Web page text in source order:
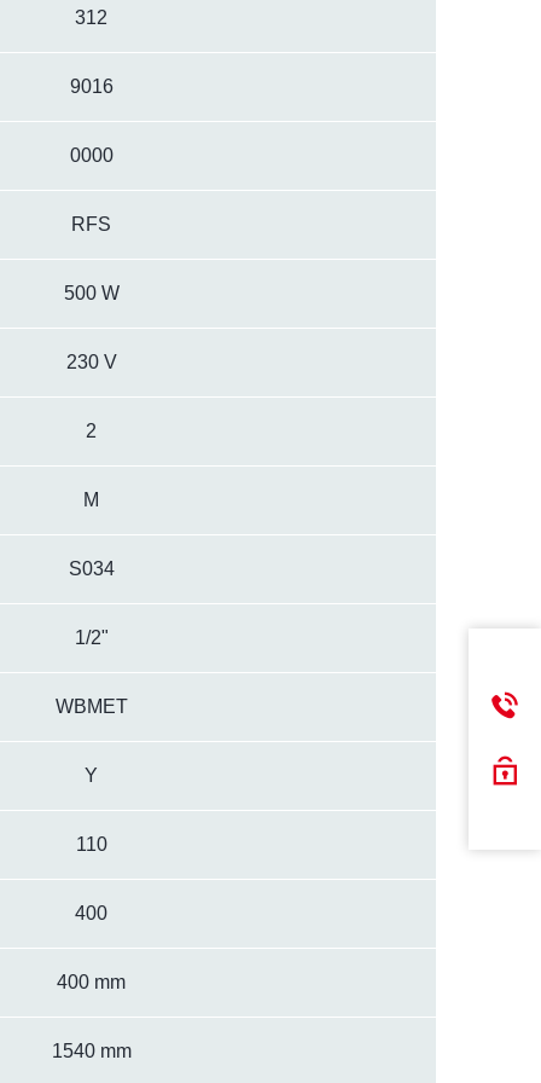
312
9016
0000
RFS
500 W
230 V
2
M
S034
1/2"
WBMET
Y
110
400
400 mm
1540 mm